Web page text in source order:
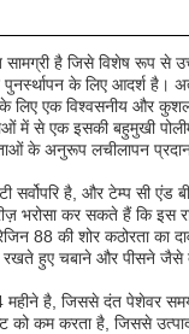
है जिसे विशेष रूप से
के लिए आदर्श है।
एक विश्वसनीय और कुशल
में से एक इसकी बहुमुखी
के अनुरूप लचीलापन
सर्वोपरि है, और टेम्प
भरोसा कर सकते हैं कि
88 की शोर कठोरता
हुए चबाने और पीसने जैसे
है, जिससे दंत पेशेवर
कम करता है, जिससे